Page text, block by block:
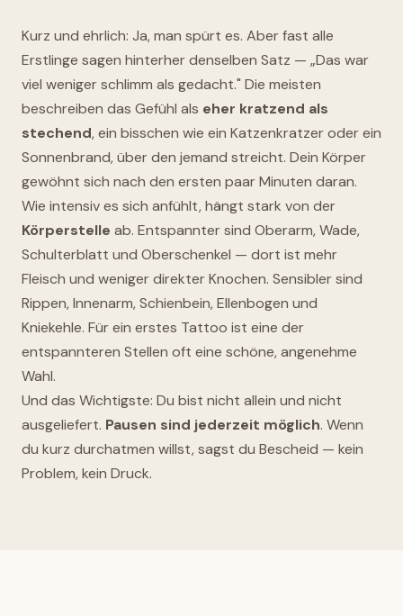
Kurz und ehrlich: Ja, man spürt es. Aber fast alle
Erstlinge sagen hinterher denselben Satz — „Das war
viel weniger schlimm als gedacht." Die meisten
beschreiben das Gefühl als eher kratzend als
stechend, ein bisschen wie ein Katzenkratzer oder ein
Sonnenbrand, über den jemand streicht. Dein Körper
gewöhnt sich nach den ersten paar Minuten daran.
Wie intensiv es sich anfühlt, hängt stark von der
Körperstelle ab. Entspannter sind Oberarm, Wade,
Schulterblatt und Oberschenkel — dort ist mehr
Fleisch und weniger direkter Knochen. Sensibler sind
Rippen, Innenarm, Schienbein, Ellenbogen und
Kniekehle. Für ein erstes Tattoo ist eine der
entspannteren Stellen oft eine schöne, angenehme
Wahl.
Und das Wichtigste: Du bist nicht allein und nicht
ausgeliefert. Pausen sind jederzeit möglich. Wenn
du kurz durchatmen willst, sagst du Bescheid — kein
Problem, kein Druck.